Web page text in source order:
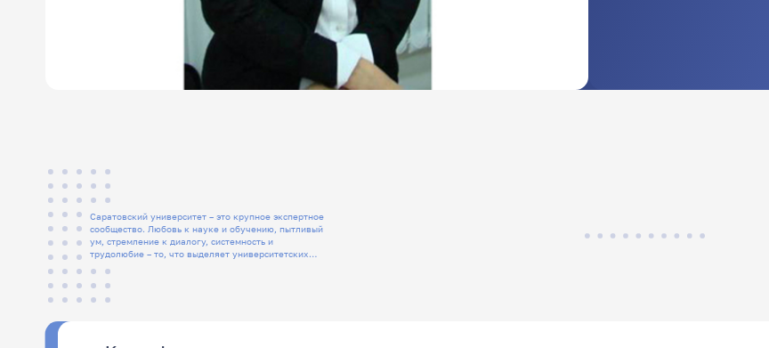
Саратовский университет – это крупное экспертное
сообщество. Любовь к науке и обучению, пытливый
ум, стремление к диалогу, системность и
трудолюбие – то, что выделяет университетских